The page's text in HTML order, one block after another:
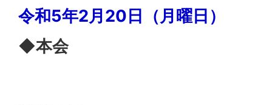
令和5年2月20日（月曜日）
◆本会